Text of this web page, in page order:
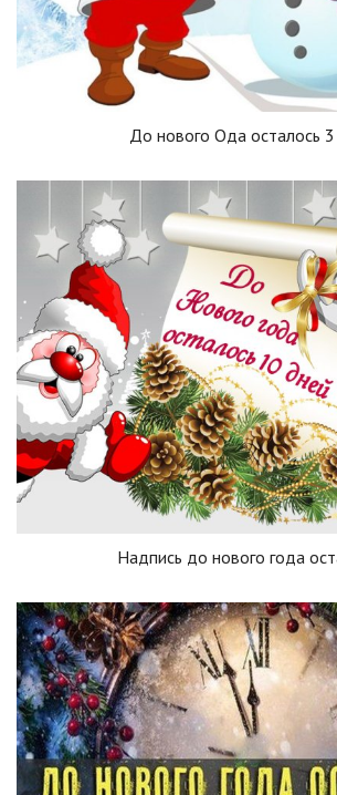
До нового Ода осталось
Надпись до нового года